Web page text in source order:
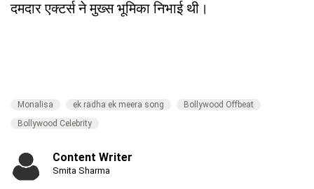
दमदार एक्टर्स ने मुख्स भूमिका निभाई थी।
Monalisa ek radha ek meera song
Bollywood Offbeat
Bollywood Celebrity
Content Writer
Smita Sharma